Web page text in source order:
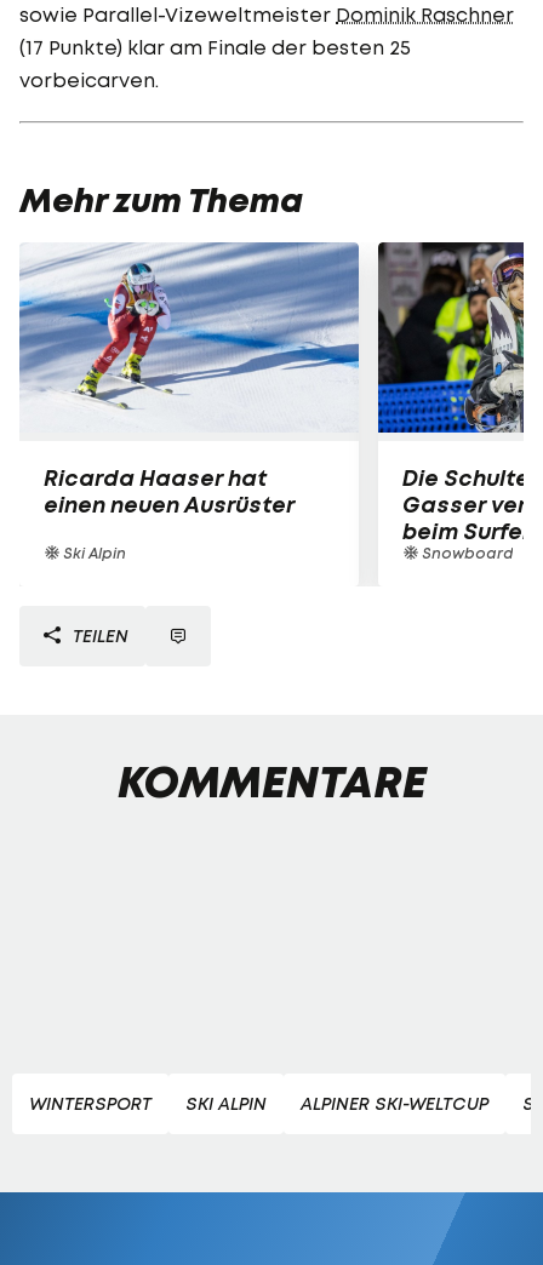
sowie Parallel-Vizeweltmeister Dominik Raschner
(17 Punkte) klar am Finale der besten 25
vorbeicarven.
Mehr zum Thema
Ricarda Haaser hat
einen neuen Ausrüster
Ski Alpin
Die
Gasser
beim Surfen
Snowboard
TEILEN
KOMMENTARE
WINTERSPORT SKI ALPIN ALPINER SKI-WELTCUP